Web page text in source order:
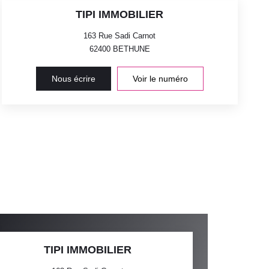
TIPI IMMOBILIER
163 Rue Sadi Carnot
62400 BETHUNE
Nous écrire Voir le numéro
TIPI IMMOBILIER